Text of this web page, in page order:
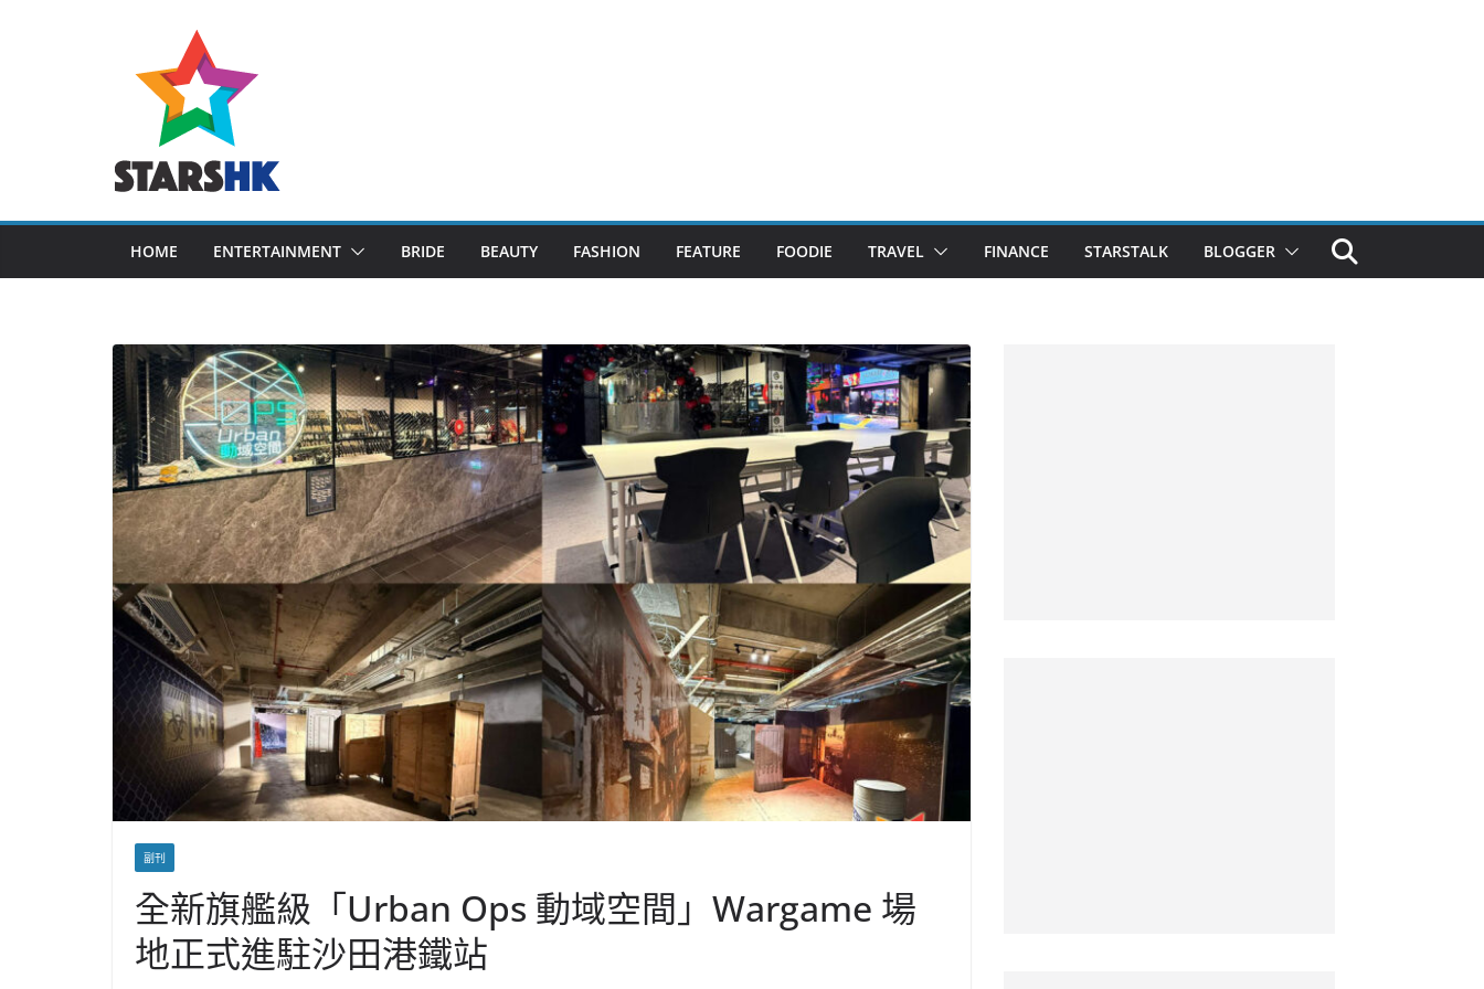
HOME ENTERTAINMENT BRIDE BEAUTY FASHION FEATURE FOODIE TRAVEL FINANCE STARSTALK BLOGGER
副刊
全新旗艦級「Urban Ops 動域空間」Wargame 場
地正式進駐沙田港鐵站